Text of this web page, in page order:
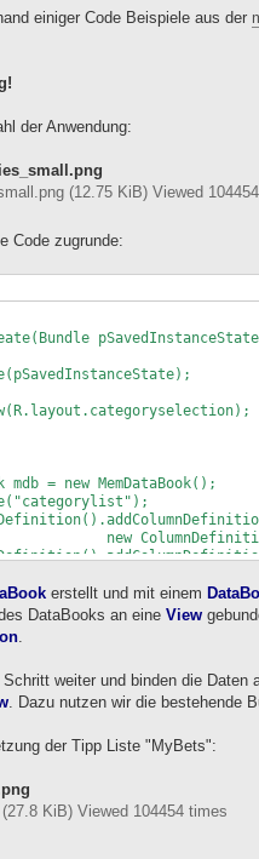
einiger Code Beispiele aus der
der Anwendung:
(12.75 KiB) Viewed
Code zugrunde:
= new MemDataBook();
String[] {"ID",
String[] {"ID",
erstellt und mit einem
DataBooks an eine View
.
weiter und binden die Daten
. Dazu nutzen wir die bestehende
der Tipp Liste "MyBets":
KiB) Viewed 104454 times